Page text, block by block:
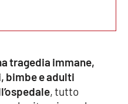
tragedia immane,
bimbe e adulti
, tutto